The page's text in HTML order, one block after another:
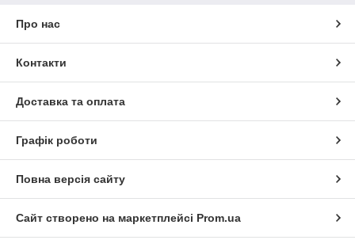
Про нас
Контакти
Доставка та оплата
Графік роботи
Повна версія сайту
Сайт створено на маркетплейсі Prom.ua